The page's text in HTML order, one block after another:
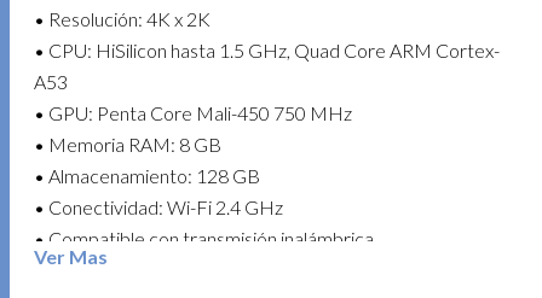
• Resolución: 4K x 2K
• CPU: HiSilicon hasta 1.5 GHz, Quad Core ARM Cortex-
A53
• GPU: Penta Core Mali-450 750 MHz
• Memoria RAM: 8 GB
• Almacenamiento: 128 GB
• Conectividad: Wi-Fi 2.4 GHz
• Compatible con transmisión inalámbrica
• Puertos: USB / HDMI
Ver Mas